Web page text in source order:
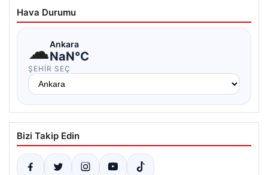
Hava Durumu
☁Ankara
NaN°C
ŞEHIR SEÇ
Bizi Takip Edin